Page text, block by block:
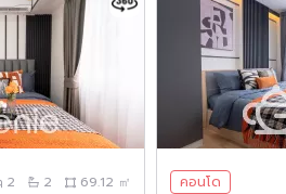
2 2 69.12 ㎡ คอนโด